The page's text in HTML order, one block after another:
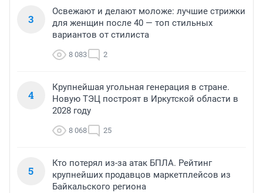
3
Освежают и делают моложе: лучшие стрижки
для женщин после 40 — топ стильных
вариантов от стилиста
8 083 2
4
Крупнейшая угольная генерация в стране.
Новую ТЭЦ построят в Иркутской области в
2028 году
8 068 25
5
Кто потерял из-за атак БПЛА. Рейтинг
крупнейших продавцов маркетплейсов из
Байкальского региона